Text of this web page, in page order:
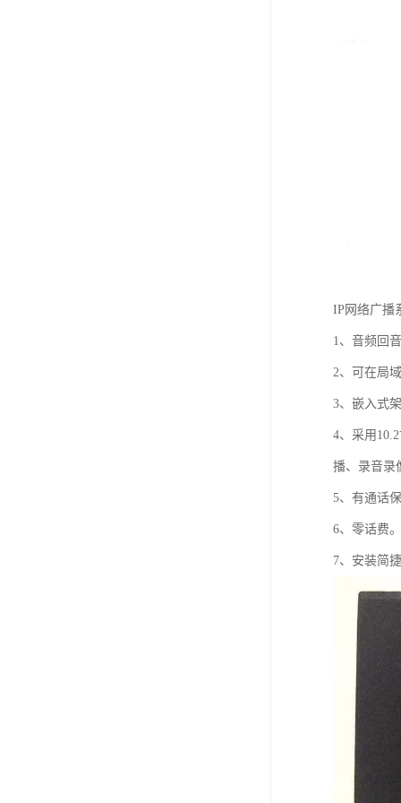
IP网络广播
1、音频回
2、可在局
3、嵌入式
4、采用
播、录音录
5、有通话
6、零话费
7、安装简